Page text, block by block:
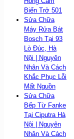
Biến Trở 501
Sửa Chữa
Máy Rửa Bát
Bosch Tại 93
Lò Đúc, Hà
Nội | Nguyên
Nhân Và Cách
Khắc Phục Lỗi
Mất Nguồn
Sửa Chữa
Bếp Từ Fanke
Tại Ciputra Hà
Nội | Nguyên
Nhân Và Cách